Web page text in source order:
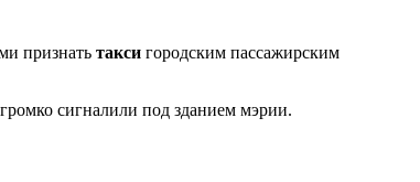
признать такси городским пассажирским
сигналили под зданием мэрии.